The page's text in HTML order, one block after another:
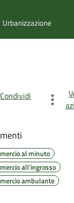
Urbanizzazione
Condividi
al minuto
all'ingrosso
ambulante